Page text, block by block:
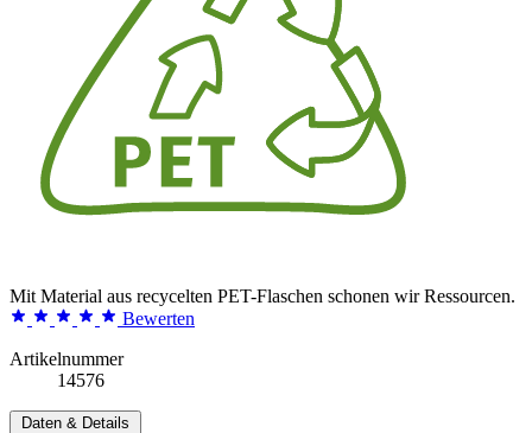
Mit Material aus recycelten PET-Flaschen schonen wir Ressourcen.
Bewerten
Artikelnummer
14576
Daten & Details